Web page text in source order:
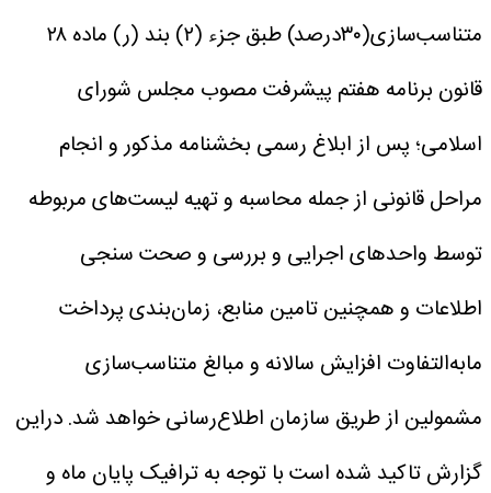
متناسب‌سازی(۳۰درصد) طبق جزء (۲) بند (ر) ماده ۲۸
قانون برنامه هفتم پیشرفت مصوب مجلس شورای
اسلامی؛ پس از ابلاغ رسمی بخشنامه مذکور و انجام
مراحل قانونی از جمله محاسبه و تهیه لیست‌های مربوطه
توسط واحدهای اجرایی و بررسی و صحت سنجی
اطلاعات و همچنین تامین منابع، زمان‌بندی پرداخت
مابه‌التفاوت افزایش سالانه و مبالغ متناسب‌سازی
مشمولین از طریق سازمان اطلاع‌رسانی خواهد شد.دراین
گزارش تاکید شده است با توجه به ترافیک پایان ماه و